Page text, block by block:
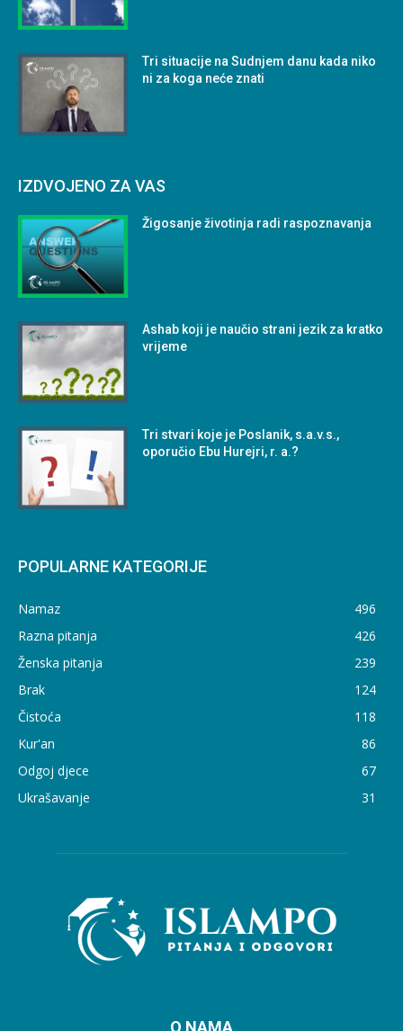
Tri situacije na Sudnjem danu kada niko
ni za koga neće znati
IZDVOJENO ZA VAS
Žigosanje životinja radi raspoznavanja
Ashab koji je naučio strani jezik za kratko
vrijeme
Tri stvari koje je Poslanik, s.a.v.s.,
oporučio Ebu Hurejri, r. a.?
POPULARNE KATEGORIJE
Namaz
496
Razna pitanja
426
Ženska pitanja
239
Brak
124
Čistoća
118
Kur'an
86
Odgoj djece
67
Ukrašavanje
31
O NAMA